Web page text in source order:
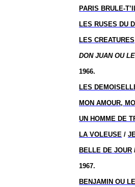
PARIS BRULE-
LES RUSES DU
LES CREATURES
DON JUAN OU
1966.
LES
MON AMOUR,
UN HOMME DE
LA VOLEUSE /
BELLE DE JOUR
1967.
BENJAMIN OU